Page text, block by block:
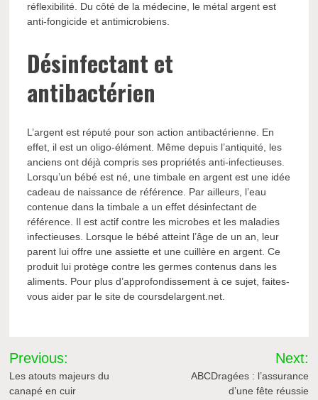
réflexibilité. Du côté de la médecine, le métal argent est
anti-fongicide et antimicrobiens.
Désinfectant et
antibactérien
L’argent est réputé pour son action antibactérienne. En
effet, il est un oligo-élément. Même depuis l’antiquité, les
anciens ont déjà compris ses propriétés anti-infectieuses.
Lorsqu’un bébé est né, une timbale en argent est une idée
cadeau de naissance de référence. Par ailleurs, l’eau
contenue dans la timbale a un effet désinfectant de
référence. Il est actif contre les microbes et les maladies
infectieuses. Lorsque le bébé atteint l’âge de un an, leur
parent lui offre une assiette et une cuillère en argent. Ce
produit lui protège contre les germes contenus dans les
aliments. Pour plus d’approfondissement à ce sujet, faites-
vous aider par le site de coursdelargent.net.
Navigation
de
Previous:
Les atouts majeurs du
canapé en cuir
Next:
ABCDragées : l’assurance
d’une fête réussie